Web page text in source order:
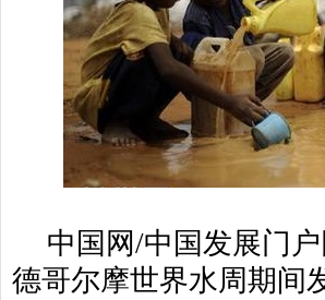
中国网/中国发展门
德哥尔摩世界水周期间